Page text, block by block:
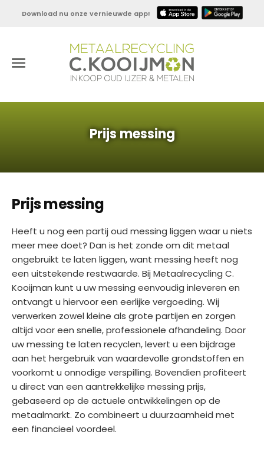
Download nu onze vernieuwde app!
Prijs messing
Prijs messing
Heeft u nog een partij oud messing liggen waar u niets
meer mee doet? Dan is het zonde om dit metaal
ongebruikt te laten liggen, want messing heeft nog
een uitstekende restwaarde. Bij Metaalrecycling C.
Kooijman kunt u uw messing eenvoudig inleveren en
ontvangt u hiervoor een eerlijke vergoeding. Wij
verwerken zowel kleine als grote partijen en zorgen
altijd voor een snelle, professionele afhandeling. Door
uw messing te laten recyclen, levert u een bijdrage
aan het hergebruik van waardevolle grondstoffen en
voorkomt u onnodige verspilling. Bovendien profiteert
u direct van een aantrekkelijke messing prijs,
gebaseerd op de actuele ontwikkelingen op de
metaalmarkt. Zo combineert u duurzaamheid met
een financieel voordeel.